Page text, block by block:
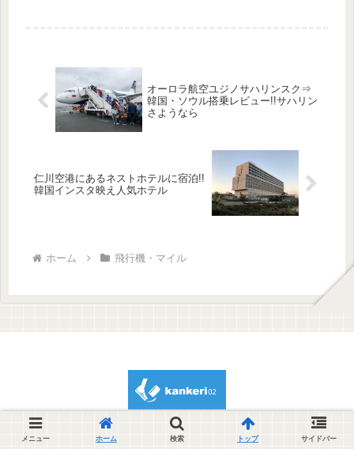
オーロラ航空ユジノサハリンスク⇒
韓国・ソウル搭乗レビュー!!サハリン
さようなら
仁川空港にあるネストホテルに宿泊!!
韓国インスタ映え人気ホテル
ホーム 飛行機・マイル
© 2012 kankeri02.
メニュー ホーム 検索 トップ サイドバー